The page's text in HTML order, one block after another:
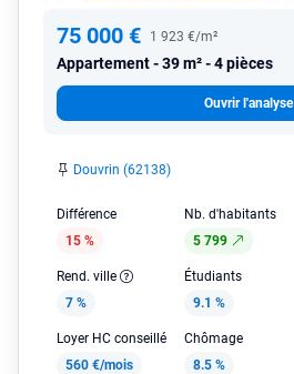
75 000 € 1 923 €/m²
Appartement 39 m² - 4 pièces
Ouvrir l'analyse
Douvrin (62138)
Différence
15 %
Nb. d'habitants
5 799
Rend. ville
7 %
Étudiants
9.1 %
Loyer HC conseillé
560 €/mois
Chômage
8.5 %